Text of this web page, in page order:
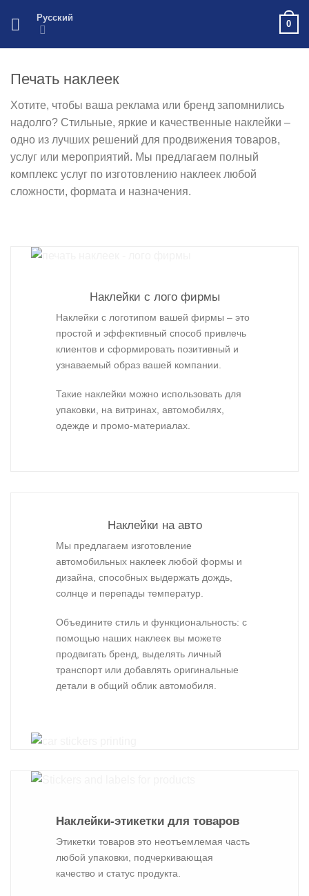
Русский
0
Печать наклеек
Хотите, чтобы ваша реклама или бренд запомнились
надолго? Стильные, яркие и качественные наклейки –
одно из лучших решений для продвижения товаров,
услуг или мероприятий. Мы предлагаем полный
комплекс услуг по изготовлению наклеек любой
сложности, формата и назначения.
Наклейки с лого фирмы
Наклейки с логотипом вашей фирмы – это
простой и эффективный способ привлечь
клиентов и сформировать позитивный и
узнаваемый образ вашей компании.
Такие наклейки можно использовать для
упаковки, на витринах, автомобилях,
одежде и промо-материалах.
Наклейки на авто
Мы предлагаем изготовление
автомобильных наклеек любой формы и
дизайна, способных выдержать дождь,
солнце и перепады температур.
Объедините стиль и функциональность: с
помощью наших наклеек вы можете
продвигать бренд, выделять личный
транспорт или добавлять оригинальные
детали в общий облик автомобиля.
Наклейки-этикетки для товаров
Этикетки товаров это неотъемлемая часть
любой упаковки, подчеркивающая
качество и статус продукта.